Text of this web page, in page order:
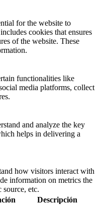
for the website to
cookies that ensures
of the website. These
functionalities like
media platforms, collect
and analyze the key
helps in delivering a
how visitors interact with
information on metrics the
etc.
Descripción